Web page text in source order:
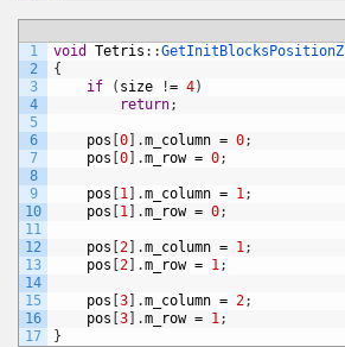
1
2
3
4
5
6
7
8
9
10
11
12
13
14
15
16
17
void Tetris : :GetInitBlocksPositionZ
{
if
( size != 4)
return;
pos 0 .m_column = 0;
pos 0 .m_row = 0;
pos 1 .m_column = 1;
pos
1 .m_row = 0;
pos 2 .m_column = 1;
pos 2 .m_row = 1;
pos 3 .m_column = 2;
pos 3 .m_row = 1;
}